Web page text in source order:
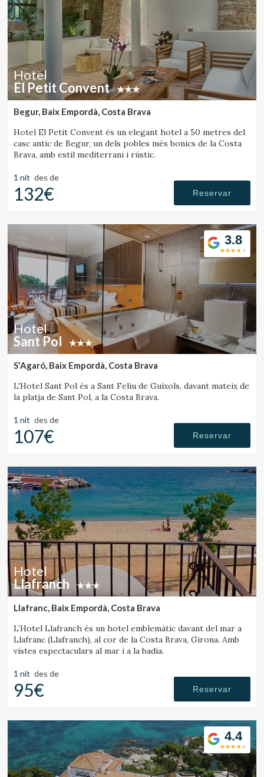
Hotel
El Petit Convent
Begur, Baix Empordà, Costa Brava
Hotel El Petit Convent és un elegant hotel a 50 metres del
casc antic de Begur, un dels pobles més bonics de la Costa
Brava, amb estil mediterrani i rústic.
1 nit des de
132€ Reservar
3.8
Hotel
Sant Pol
S'Agaró, Baix Empordà, Costa Brava
L'Hotel Sant Pol és a Sant Feliu de Guíxols, davant mateix de
la platja de Sant Pol, a la Costa Brava.
1 nit des de
107€ Reservar
Hotel
Llafranch
Llafranc, Baix Empordà, Costa Brava
L’Hotel Llafranch és un hotel emblemàtic davant del mar a
Llafranc (Llafranch), al cor de la Costa Brava, Girona. Amb
vistes espectaculars al mar i a la badia.
1 nit des de
95€ Reservar
4.4